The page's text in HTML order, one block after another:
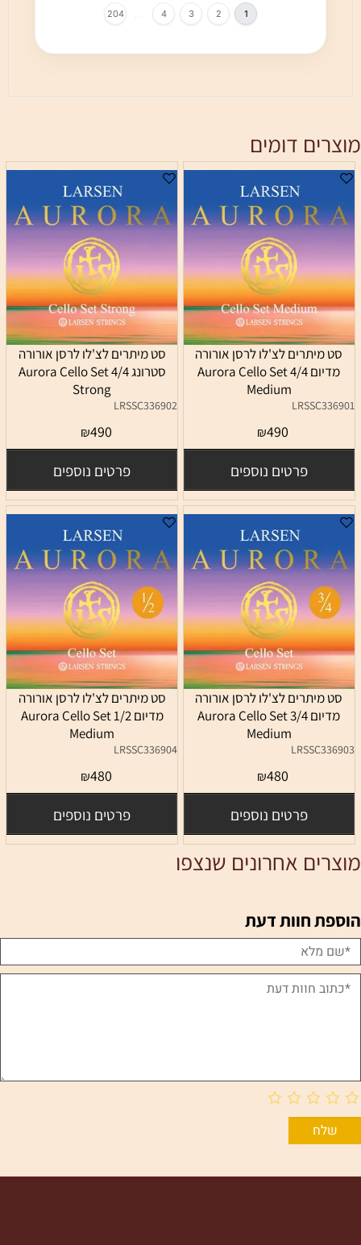
1
2
3
4
…
204
מוצרים דומים
סט מיתרים לצ'לו לרסן אורורה
מדיום 4/4 Aurora Cello Set
Medium
LRSSC336901
₪490
פרטים נוספים
סט מיתרים לצ'לו לרסן אורורה
סטרונג 4/4 Aurora Cello Set
Strong
LRSSC336902
₪490
פרטים נוספים
סט מיתרים לצ'לו לרסן אורורה
מדיום 3/4 Aurora Cello Set
Medium
LRSSC336903
₪480
פרטים נוספים
סט מיתרים לצ'לו לרסן אורורה
מדיום 1/2 Aurora Cello Set
Medium
LRSSC336904
₪480
פרטים נוספים
מוצרים אחרונים שנצפו
הוספת חוות דעת